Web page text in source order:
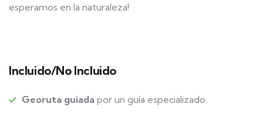
esperamos en la naturaleza!
Incluido/No Incluido
Georuta guiada por un guía especializado.